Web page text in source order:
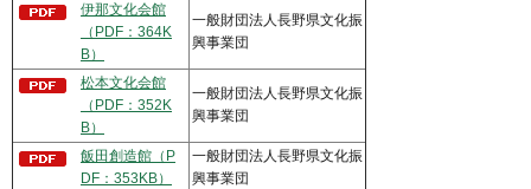
伊那文化会館
（PDF：364K
B）
一般財団法人長野県文化振
興事業団
松本文化会館
（PDF：352K
B）
一般財団法人長野県文化振
興事業団
飯田創造館（P
DF：353KB）
一般財団法人長野県文化振
興事業団